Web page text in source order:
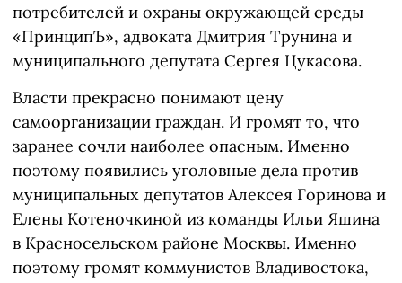
потребителей и охраны окружающей среды
«ПринципЪ», адвоката Дмитрия Трунина и
муниципального депутата Сергея Цукасова.
Власти прекрасно понимают цену
самоорганизации граждан. И громят то, что
заранее сочли наиболее опасным. Именно
поэтому появились уголовные дела против
муниципальных депутатов Алексея Горинова и
Елены Котеночкиной из команды Ильи Яшина
в Красносельском районе Москвы. Именно
поэтому громят коммунистов Владивостока,